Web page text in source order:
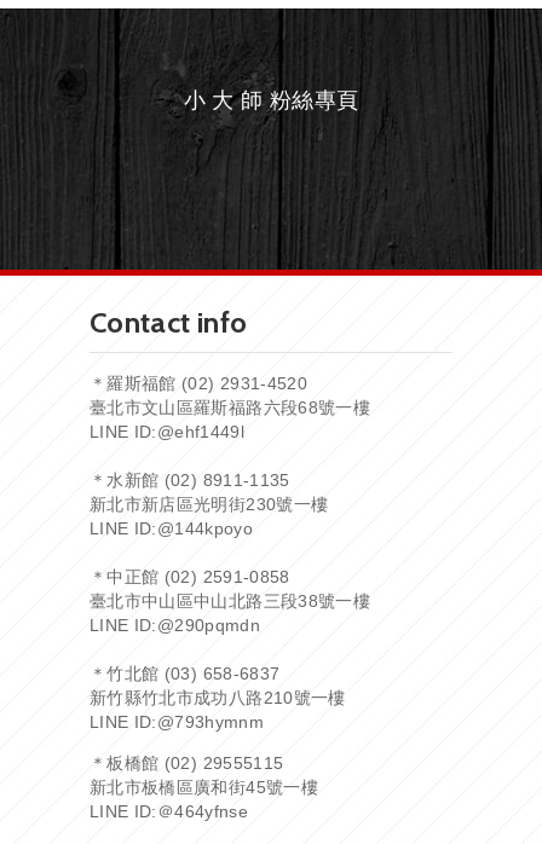
小 大 師 粉絲專頁
Contact info
＊羅斯福館 (02) 2931-4520
臺北市文山區羅斯福路六段68號一樓
LINE ID:@ehf1449l
＊水新館 (02) 8911-1135
新北市新店區光明街230號一樓
LINE ID:@144kpoyo
＊中正館 (02) 2591-0858
臺北市中山區中山北路三段38號一樓
LINE ID:@290pqmdn
＊竹北館 (03) 658-6837
新竹縣竹北市成功八路210號一樓
LINE ID:@793hymnm
＊板橋館 (02) 29555115
新北市板橋區廣和街45號一樓
LINE ID: ＠464yfnse